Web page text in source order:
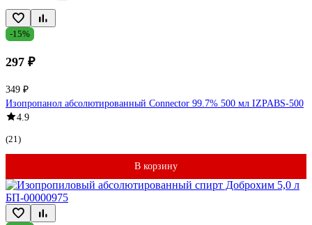
-15%
297 ₽
349 ₽
Изопропанол абсолютированный Connector 99.7% 500 мл IZPABS-500
4.9
(21)
В корзину